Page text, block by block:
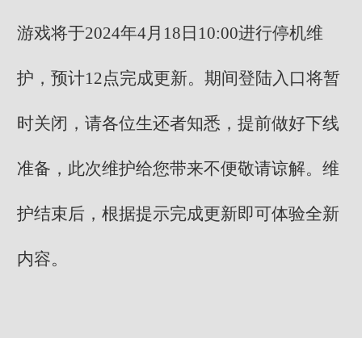
游戏将于2024年4月18日10:00进行停机维
护，预计12点完成更新。期间登陆入口将暂
时关闭，请各位生还者知悉，提前做好下线
准备，此次维护给您带来不便敬请谅解。维
护结束后，根据提示完成更新即可体验全新
内容。